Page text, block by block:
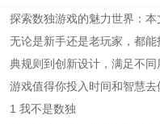
探索数独游戏的魅力世界：
无论是新手还是老玩家，都
典规则到创新设计，满足不
游戏值得你投入时间和智慧去
1 我不是数独